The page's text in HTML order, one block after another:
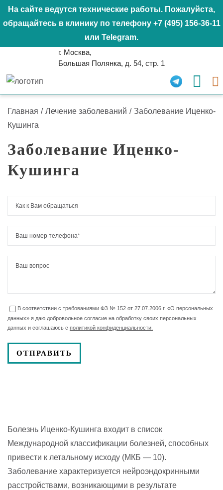
На сайте ведутся технические работы. Пожалуйста,
обращайтесь в клинику по телефону +7 (495) 156-36-11
или Telegram.
г. Москва,
Большая Полянка, д. 54, стр. 1
Главная / Лечение заболеваний / Заболевание Иценко-
Кушинга
Заболевание Иценко-
Кушинга
В соответствии с требованиями ФЗ № 152 от 27.07.2006 г. «О персональных
данных» я даю добровольное согласие на обработку своих персональных
данных и соглашаюсь с политикой конфиденциальности.
Болезнь Иценко-Кушинга входит в список
Международной классификации болезней, способных
привести к летальному исходу (МКБ — 10).
Заболевание характеризуется нейроэндокринными
расстройствами, возникающими в результате